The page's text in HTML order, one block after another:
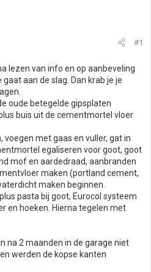
#1
lezen van info en op aanbeveling
aan de slag. Dan krab je je
oude betegelde gipsplaten
buis uit de cementmortel vloer
voegen met gaas en vuller, gat in
egaliseren voor goot, goot
mof en aardedraad, aanbranden
maken (portland cement,
maken beginnen.
pasta bij goot, Eurocol systeem
en hoeken. Hierna tegelen met
na 2 maanden in de garage niet
werden de kopse kanten